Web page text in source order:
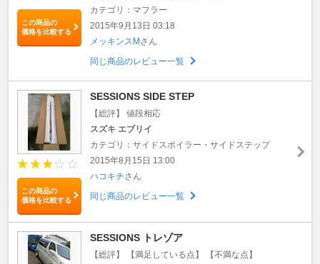
この商品の
価格を比較する
カテゴリ：マフラー
2015年9月13日 03:18
メッキンスMさん
同じ商品のレビュー一覧
この商品の
価格を比較する
SESSIONS SIDE STEP
【総評】 値段相応
スズキ エブリイ
カテゴリ：サイドスポイラー・サイドステップ
2015年8月15日 13:00
ハコキチさん
同じ商品のレビュー一覧
SESSIONS トレゾア
【総評】 【満足している点】 【不満な点】